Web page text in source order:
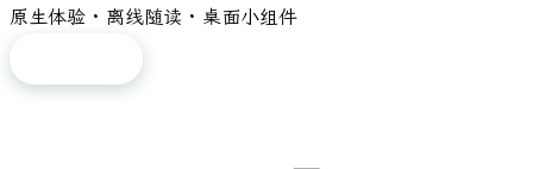
原生体验 · 离线随读 · 桌面小组件